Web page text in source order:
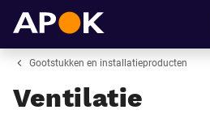
Gootstukken en installatieproducten
Ventilatie